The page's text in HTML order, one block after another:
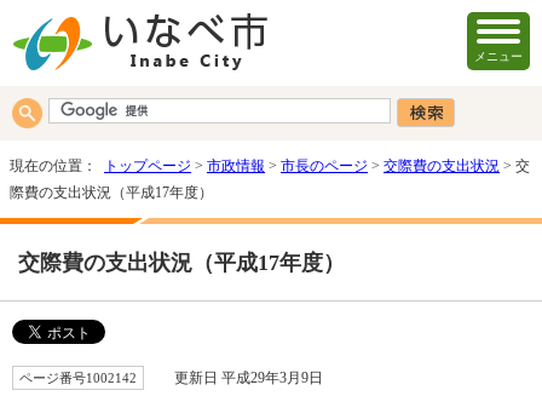
メニュー
現在の位置： トップページ > 市政情報 > 市長のページ > 交際費の支出状況 > 交
際費の支出状況（平成17年度）
交際費の支出状況（平成17年度）
ページ番号1002142 更新日 平成29年3月9日